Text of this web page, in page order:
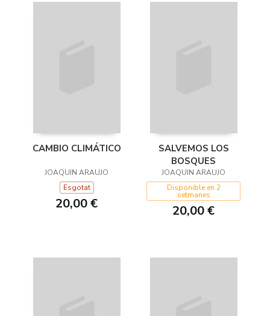
CAMBIO CLIMÁTICO
JOAQUIN ARAUJO
Esgotat
20,00 €
SALVEMOS LOS
BOSQUES
JOAQUIN ARAUJO
Disponible en 2
setmanes
20,00 €